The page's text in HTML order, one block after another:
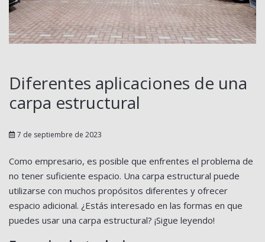
Diferentes aplicaciones de una
carpa estructural
7 de septiembre de 2023
Como empresario, es posible que enfrentes el problema de
no tener suficiente espacio. Una carpa estructural puede
utilizarse con muchos propósitos diferentes y ofrecer
espacio adicional. ¿Estás interesado en las formas en que
puedes usar una carpa estructural? ¡Sigue leyendo!